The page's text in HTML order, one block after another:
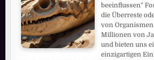
beeinflussen"
die Überreste
von
Millionen von
und bieten uns
einzigartigen